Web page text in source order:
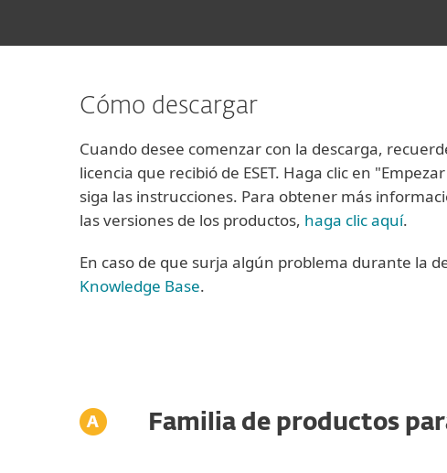
Cómo descargar
Cuando desee comenzar con la descarga,
licencia que recibió de ESET. Haga clic en
siga las instrucciones. Para obtener más
las versiones de los productos, haga clic aquí.
En caso de que surja algún problema durante la
Knowledge Base.
Familia de productos